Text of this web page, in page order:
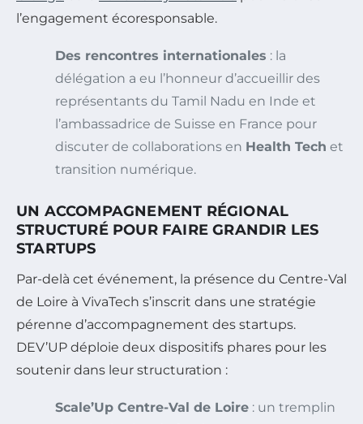
l’engagement écoresponsable.
Des rencontres internationales : la
délégation a eu l’honneur d’accueillir des
représentants du Tamil Nadu en Inde et
l’ambassadrice de Suisse en France pour
discuter de collaborations en Health Tech et
transition numérique.
UN ACCOMPAGNEMENT RÉGIONAL
STRUCTURÉ POUR FAIRE GRANDIR LES
STARTUPS
Par-delà cet événement, la présence du Centre-Val
de Loire à VivaTech s’inscrit dans une stratégie
pérenne d’accompagnement des startups.
DEV’UP déploie deux dispositifs phares pour les
soutenir dans leur structuration :
Scale’Up Centre-Val de Loire : un tremplin